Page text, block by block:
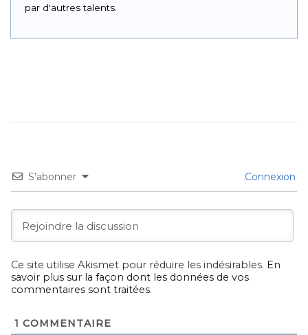
par d'autres talents.
S’abonner Connexion
Ce site utilise Akismet pour réduire les indésirables. En
savoir plus sur la façon dont les données de vos
commentaires sont traitées.
1 COMMENTAIRE